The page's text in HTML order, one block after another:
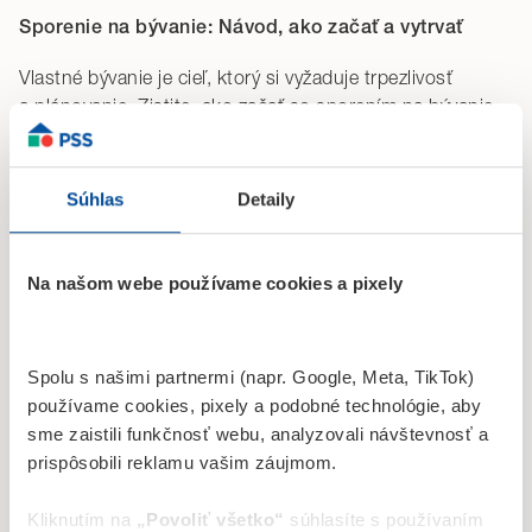
Súhlas Detaily
Na našom webe používame cookies a pixely
Spolu s našimi partnermi (napr. Google, Meta, TikTok)
používame cookies, pixely a podobné technológie, aby
sme zaistili funkčnosť webu, analyzovali návštevnosť a
prispôsobili reklamu vašim záujmom.
Kliknutím na „Povoliť všetko“ súhlasíte s používaním
Sporenie na bývanie: Návod, ako začať a vytrvať
Vlastné bývanie je cieľ, ktorý si vyžaduje trpezlivosť
a plánovanie. Zistite, ako začať so sporením na bývanie
efektívne a udržať si motiváciu, aby ste krok za krokom
dosiahli finančnú stabilitu a vysnívaný domov.
Čítať viac